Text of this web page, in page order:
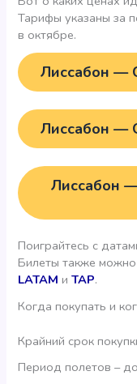
Тарифы указаны за
в октябре.
Лиссабон —
Лиссабон —
Лиссабон
Поиграйтесь с
Билеты также можно
LATAM иTAP.
Когда покупать и
Крайний срок
Период полетов –